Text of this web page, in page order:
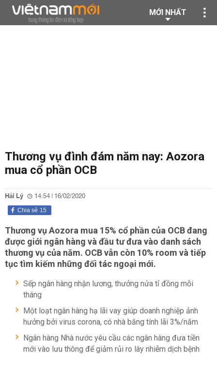
MỚI NHẤT
Thương vụ đình đám năm nay: Aozora
mua cổ phần OCB
Hải Lý 14:54 | 16/02/2020
15
Chia sẻ
Thương vụ Aozora mua 15% cổ phần của OCB đang
được giới ngân hàng và đầu tư đưa vào danh sách
thương vụ của năm. OCB vẫn còn 10% room và tiếp
tục tìm kiếm những đối tác ngoại mới.
Sếp ngân hàng nhận lương, thưởng nửa tỉ đồng mỗi
tháng
Một loạt ngân hàng hạ lãi vay giúp doanh nghiệp ảnh
hưởng bởi virus corona, có nhà băng tính lãi 3%/năm
Ngân hàng Nhà nước yêu cầu các ngân hàng đưa tiền
mới vào lưu thông để giảm rủi ro lây nhiễm dịch bệnh